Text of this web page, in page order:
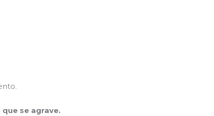
se agrave.